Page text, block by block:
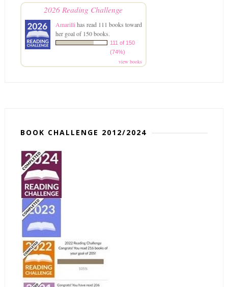
2026 Reading Challenge
Amarillihas read 111 books toward
her goal of 150 books.
111 of 150
(74%)
view books
BOOK CHALLENGE 2012/2024